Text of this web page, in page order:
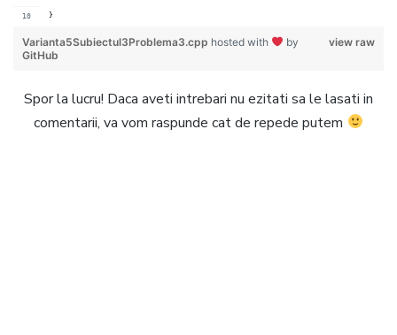
}
view raw
Varianta5Subiectul3Problema3.cpp hosted with
by
GitHub
Spor la lucru! Daca aveti intrebari nu ezitati sa le lasati in
comentarii, va vom raspunde cat de repede putem